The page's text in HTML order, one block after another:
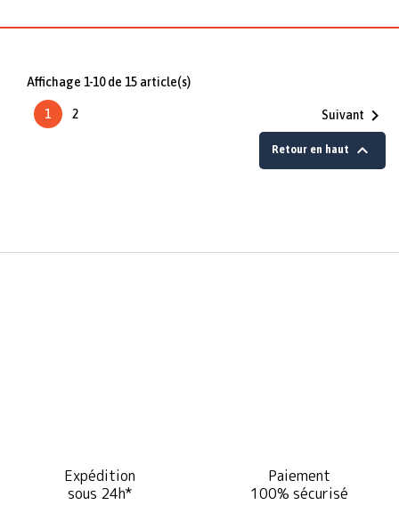
Affichage 1-10 de 15 article(s)
1 2 Suivant 
Retour en haut 
Expédition
sous 24h*
Paiement
100% sécurisé